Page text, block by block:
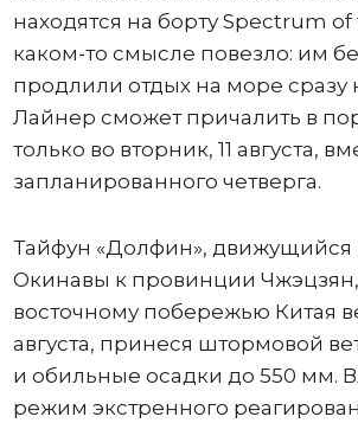
находятся на борту Spectrum of
каком-то смысле повезло: им
продлили отдых на море сразу
Лайнер сможет причалить в
только во вторник, 11 августа,
запланированного четверга.
Тайфун «Долфин», движущийся
Окинавы к провинции
восточному побережью Китая
августа, принеся штормовой
и обильные осадки до 550 мм.
режим экстренного